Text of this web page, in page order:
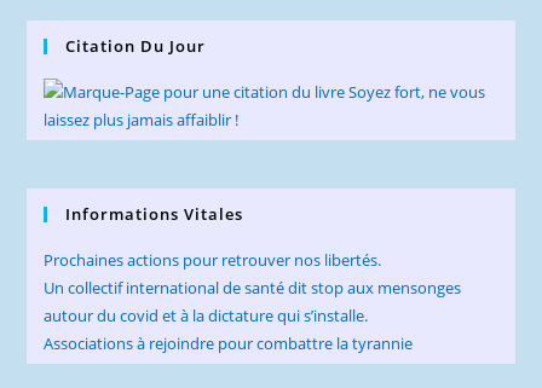
Citation Du Jour
Informations Vitales
Prochaines actions pour retrouver nos libertés.
Un collectif international de santé dit stop aux mensonges
autour du covid et à la dictature qui s’installe.
Associations à rejoindre pour combattre la tyrannie